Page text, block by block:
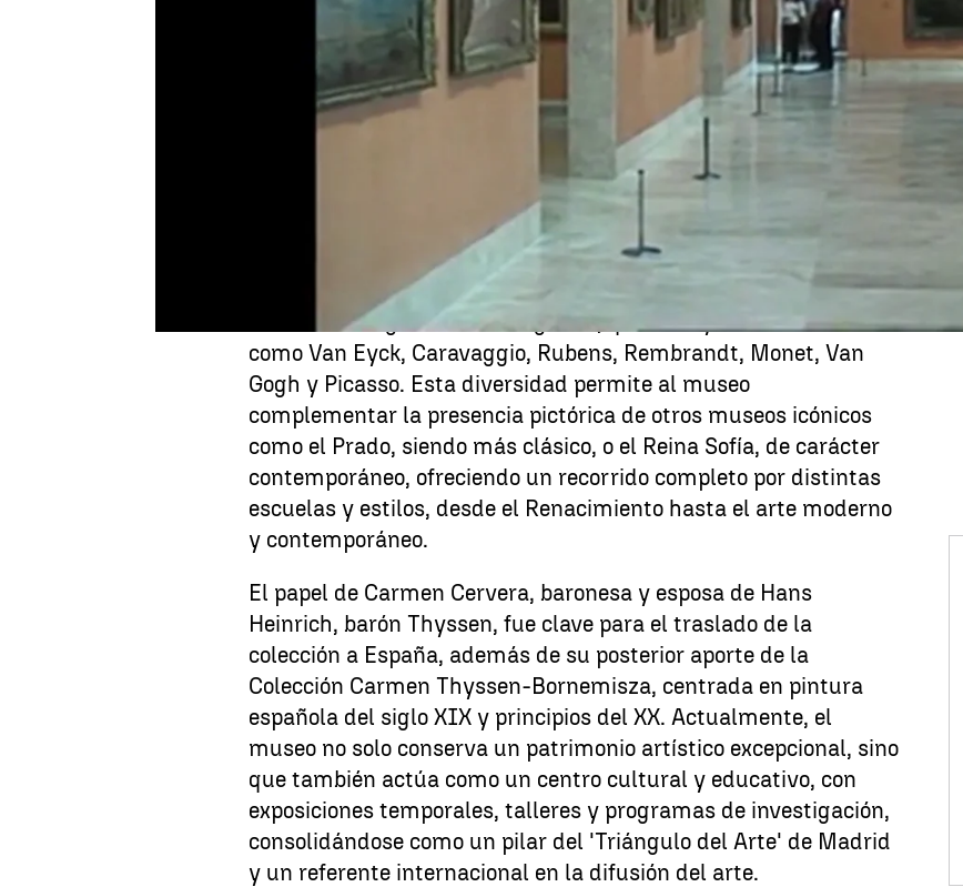
08 de octubre de 2025, 06:00 WhatsappFacebook
X Linkedin
El 8 de octubre de 1992 se
inaugura el Museo Nacional
en el Palacio de Villahermosa de Madrid.
Tras el acuerdo entre el Estado español y la familia Thyssen-
Bornemisza, que cede en préstamo más de 700 obras de arte.
Una colección privada que abrió sus puertas a todo el público,
democratizando el acceso a la pintura europea del siglo XIII
hasta las vanguardias del siglo XX, que incluyen a maestros
como Van Eyck, Caravaggio, Rubens, Rembrandt, Monet, Van
Gogh y Picasso. Esta diversidad permite al museo
complementar la presencia pictórica de otros museos icónicos
como el Prado, siendo más clásico, o el Reina Sofía, de carácter
contemporáneo, ofreciendo un recorrido completo por distintas
escuelas y estilos, desde el Renacimiento hasta el arte moderno
y contemporáneo.
El papel de Carmen Cervera, baronesa y esposa de Hans
Heinrich, barón Thyssen, fue clave para el traslado de la
colección a España, además de su posterior aporte de la
Colección Carmen Thyssen-Bornemisza, centrada en pintura
española del siglo XIX y principios del XX. Actualmente, el
museo no solo conserva un patrimonio artístico excepcional, sino
que también actúa como un centro cultural y educativo, con
exposiciones temporales, talleres y programas de investigación,
consolidándose como un pilar del 'Triángulo del Arte' de Madrid
y un referente internacional en la difusión del arte.